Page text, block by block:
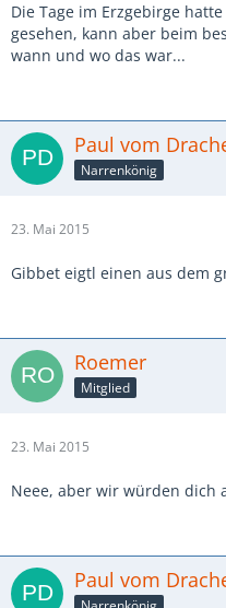
Die Tage im Erzgebirge
gesehen, kann aber beim
wann und wo das war...
Paul vom
Narrenkönig
23. Mai 2015
Gibbet eigtl einen aus dem
Roemer
Mitglied
23. Mai 2015
Neee, aber wir würden dich
Paul vom